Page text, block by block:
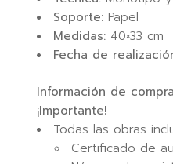
Soporte: Papel
Medidas: 40×33 cm
Fecha de
Información de
¡Importante!
Todas las obras
Certificado de